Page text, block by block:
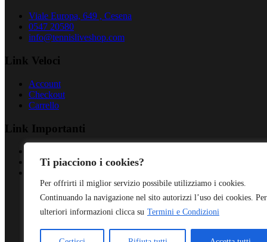
Ti piacciono i cookies?
Per offrirti il miglior servizio possibile utilizziamo i cookies.
Continuando la navigazione nel sito autorizzi l’uso dei cookies. Per
ulteriori informazioni clicca su Termini e Condizioni
Viale Europa, 649 , Cesena
0547 20580
info@tennisliveshop.com
Link Veloci
Account
Checkout
Carrello
Link Importanti
Cookies Policy